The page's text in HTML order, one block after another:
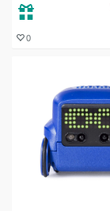
Thiết
0